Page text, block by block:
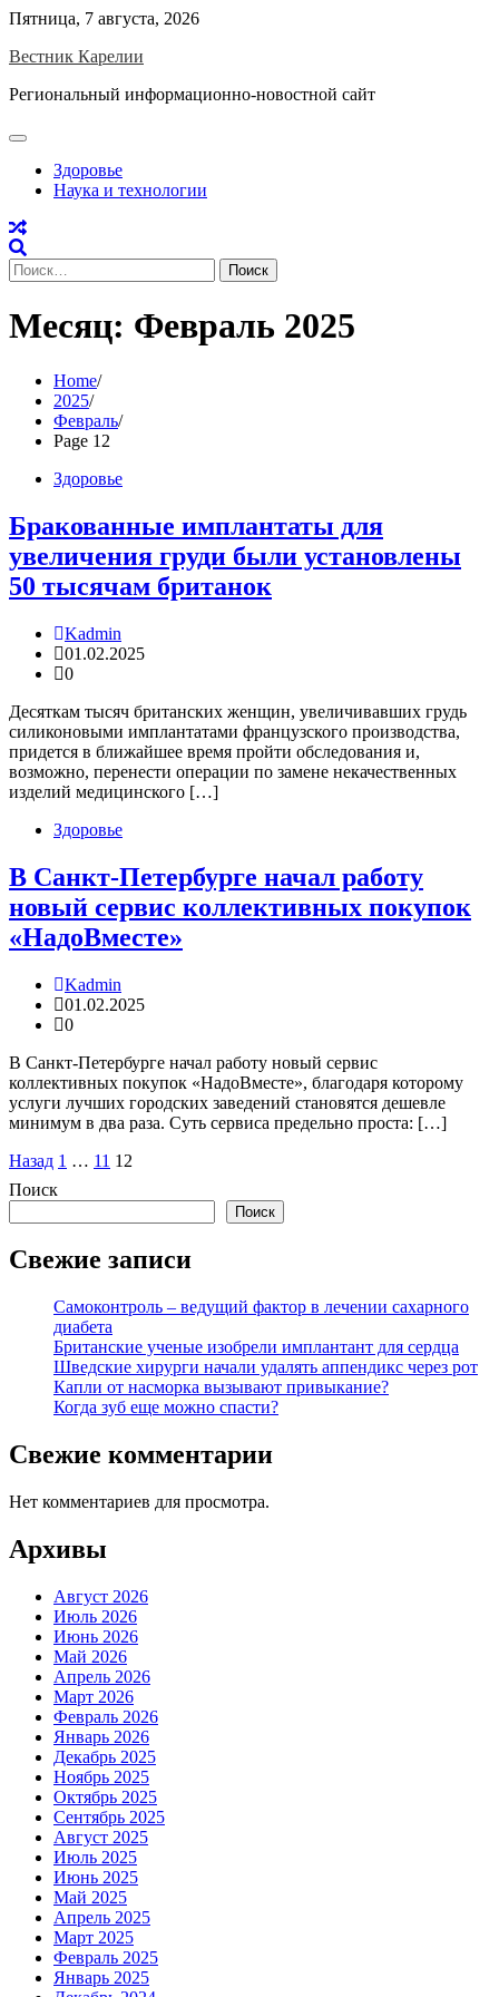
Skip
content
Пятница, 7 августа, 2026
Вестник Карелии
Региональный информационно-новостной сайт
Здоровье
Наука и технологии
Найти:
Месяц: Февраль 2025
Home
2025
Февраль
Page 12
Здоровье
Бракованные имплантаты для
увеличения груди были установлены
50 тысячам британок
Kadmin
01.02.2025
0
Десяткам тысяч британских женщин, увеличивавших грудь
силиконовыми имплантатами французского производства,
придется в ближайшее время пройти обследования и,
возможно, перенести операции по замене некачественных
изделий медицинского […]
Здоровье
В Санкт-Петербурге начал работу
новый сервис коллективных покупок
«НадоВместе»
Kadmin
01.02.2025
0
В Санкт-Петербурге начал работу новый сервис
коллективных покупок «НадоВместе», благодаря которому
услуги лучших городских заведений становятся дешевле
минимум в два раза. Суть сервиса предельно проста: […]
Пагинация
записей
Назад 1 … 11 12
Поиск
Поиск
Свежие записи
Самоконтроль – ведущий фактор в лечении сахарного
диабета
Британские ученые изобрели имплантант для сердца
Шведские хирурги начали удалять аппендикс через рот
Капли от насморка вызывают привыкание?
Когда зуб еще можно спасти?
Свежие комментарии
Нет комментариев для просмотра.
Архивы
Август 2026
Июль 2026
Июнь 2026
Май 2026
Апрель 2026
Март 2026
Февраль 2026
Январь 2026
Декабрь 2025
Ноябрь 2025
Октябрь 2025
Сентябрь 2025
Август 2025
Июль 2025
Июнь 2025
Май 2025
Апрель 2025
Март 2025
Февраль 2025
Январь 2025